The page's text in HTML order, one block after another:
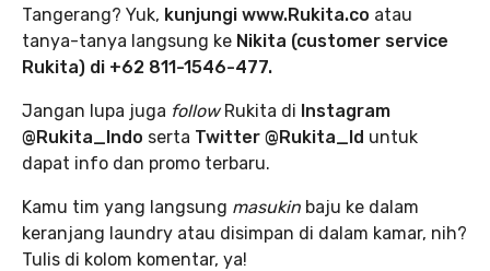
Tangerang? Yuk, kunjungi www.Rukita.co atau
tanya-tanya langsung ke Nikita (customer service
Rukita) di +62 811-1546-477.
Jangan lupa juga followRukita di Instagram
@Rukita_Indo serta Twitter @Rukita_Id untuk
dapat info dan promo terbaru.
Kamu tim yang langsung masukin baju ke dalam
keranjang laundry atau disimpan di dalam kamar, nih?
Tulis di kolom komentar, ya!